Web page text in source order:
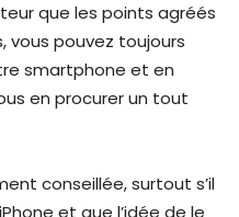
que les points agréés
vous pouvez toujours
smartphone et en
en procurer un tout
conseillée, surtout s’il
et que l’idée de le